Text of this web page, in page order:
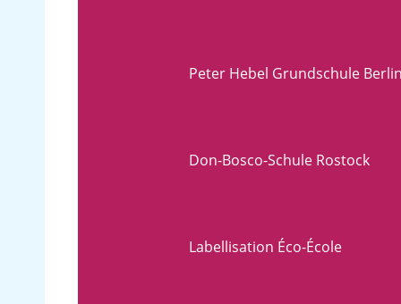
Peter Hebel Grundschule Berlin
Don-Bosco-Schule Rostock
Labellisation Éco-École